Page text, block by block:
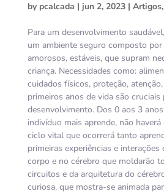
by pcalcada | jun 2, 2023| Artigos,
Para um desenvolvimento
um ambiente seguro composto por
amorosos, estáveis, que supram
criança. Necessidades como:
cuidados físicos, proteção,
primeiros anos de vida são cruciais
desenvolvimento. Dos 0 aos 3
indivíduo mais aprende, não
ciclo vital que ocorrerá tanto
primeiras experiências e interações
corpo e no cérebro que moldarão
circuitos e da arquitetura do
curiosa, que mostra-se animada